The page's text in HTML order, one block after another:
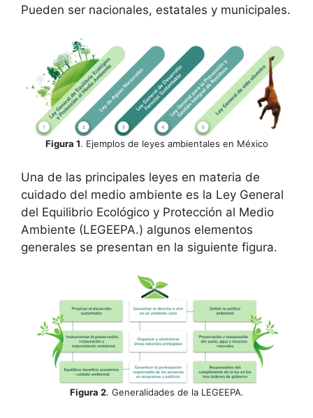
Pueden ser nacionales, estatales y municipales.
Figura 1. Ejemplos de leyes ambientales en México
Una de las principales leyes en materia de
cuidado del medio ambiente es la Ley General
del Equilibrio Ecológico y Protección al Medio
Ambiente (LEGEEPA.) algunos elementos
generales se presentan en la siguiente figura.
Figura 2. Generalidades de la LEGEEPA.